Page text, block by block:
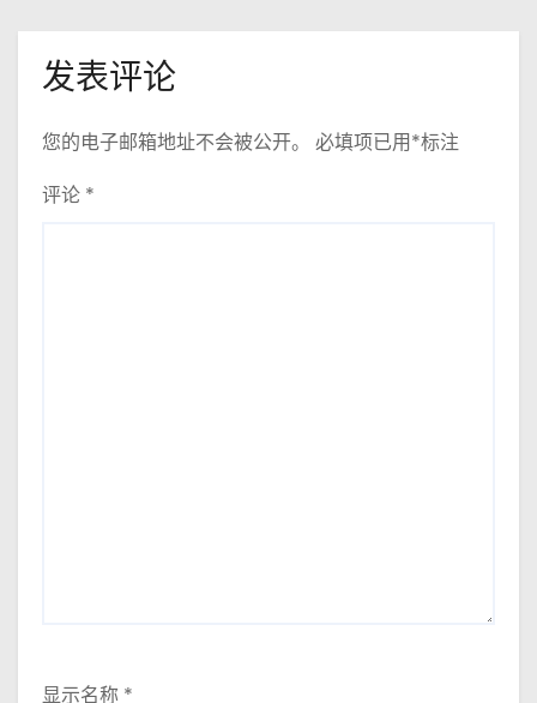
发表评论
您的电子邮箱地址不会被公开。 必填项已用*标注
评论 *
显示名称 *